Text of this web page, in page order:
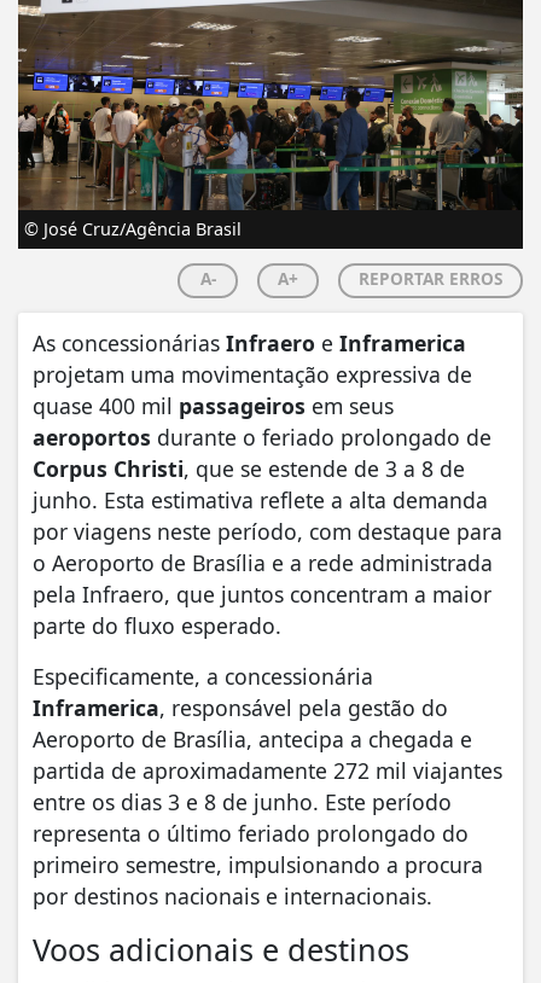
© José Cruz/Agência Brasil
A- A+ REPORTAR ERROS
As concessionárias Infraero e Inframerica
projetam uma movimentação expressiva de
quase 400 mil passageiros em seus
aeroportos durante o feriado prolongado de
Corpus Christi, que se estende de 3 a 8 de
junho. Esta estimativa reflete a alta demanda
por viagens neste período, com destaque para
o Aeroporto de Brasília e a rede administrada
pela Infraero, que juntos concentram a maior
parte do fluxo esperado.
Especificamente, a concessionária
Inframerica, responsável pela gestão do
Aeroporto de Brasília, antecipa a chegada e
partida de aproximadamente 272 mil viajantes
entre os dias 3 e 8 de junho. Este período
representa o último feriado prolongado do
primeiro semestre, impulsionando a procura
por destinos nacionais e internacionais.
Voos adicionais e destinos